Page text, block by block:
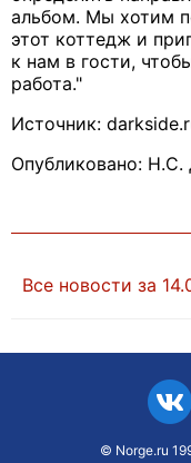
альбом. Мы хотим
этот коттедж и
к нам в гости,
работа."
Источник:
Опубликовано:
Все новости за
© Norge.ru